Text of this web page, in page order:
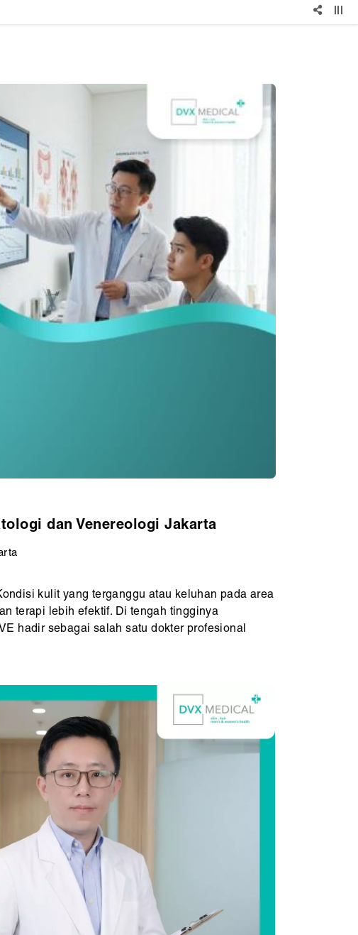
dan Venereologi Jakarta
kulit yang terganggu atau keluhan pada area
terapi lebih efektif. Di tengah tingginya
hadir sebagai salah satu dokter profesional